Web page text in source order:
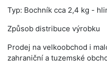
Typ: Bochník cca 2,4 kg -
Způsob distribuce výrobku
Prodej na velkoobchod i
zahraniční a tuzemské